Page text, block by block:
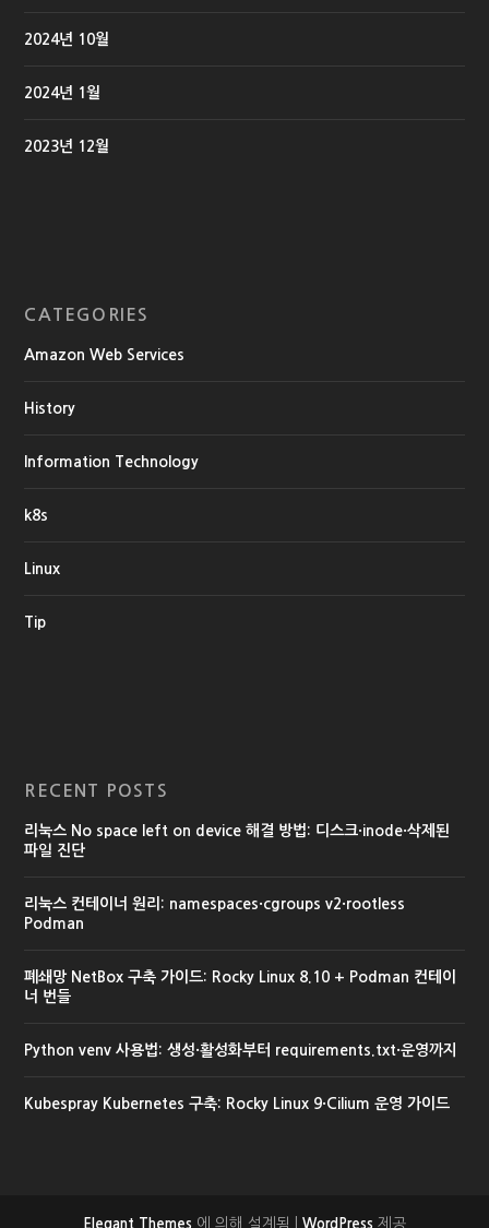
2024년 10월
2024년 1월
2023년 12월
CATEGORIES
Amazon Web Services
History
Information Technology
k8s
Linux
Tip
RECENT POSTS
리눅스 No space left on device 해결 방법: 디스크·inode·삭제된
파일 진단
리눅스 컨테이너 원리: namespaces·cgroups v2·rootless
Podman
폐쇄망 NetBox 구축 가이드: Rocky Linux 8.10 + Podman 컨테이
너 번들
Python venv 사용법: 생성·활성화부터 requirements.txt·운영까지
Kubespray Kubernetes 구축: Rocky Linux 9·Cilium 운영 가이드
Elegant Themes 에 의해 설계됨 | WordPress 제공